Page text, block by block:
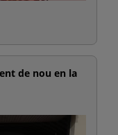
de nou en la